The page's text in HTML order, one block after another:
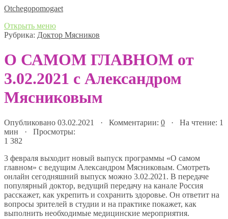
Оtchegopomogaet
Открыть меню
Рубрика: Доктор Мясников
О САМОМ ГЛАВНОМ от
3.02.2021 с Александром
Мясниковым
Опубликовано 03.02.2021 · Комментарии: 0 · На чтение: 1
мин · Просмотры:
1 382
3 февраля выходит новый выпуск программы «О самом
главном» с ведущим Александром Мясниковым. Смотреть
онлайн сегодняшний выпуск можно 3.02.2021. В передаче
популярный доктор, ведущий передачу на канале Россия
расскажет, как укрепить и сохранить здоровье. Он ответит на
вопросы зрителей в студии и на практике покажет, как
выполнить необходимые медицинские мероприятия.